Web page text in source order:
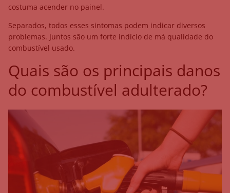
costuma acender no painel.
Separados, todos esses sintomas podem indicar diversos
problemas. Juntos são um forte indício de má qualidade do
combustível usado.
Quais são os principais danos
do combustível adulterado?